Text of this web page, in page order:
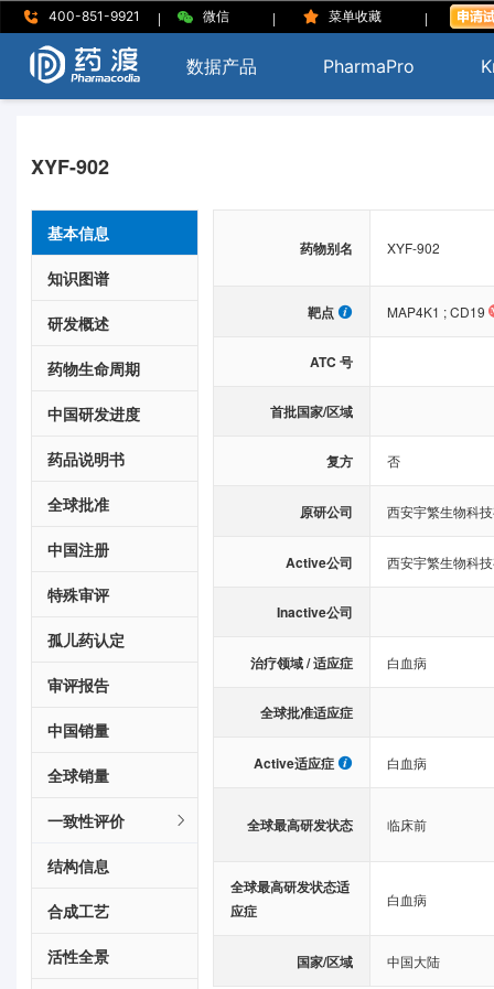
400-851-9921 | 微信 | 菜单收藏 |
数据产品 PharmaPro
XYF-902
基本信息
知识图谱
研发概述
药物生命周期
中国研发进度
药品说明书
全球批准
中国注册
特殊审评
孤儿药认定
审评报告
中国销量
全球销量
一致性评价
结构信息
合成工艺
活性全景
药物别名 XYF-902
靶点 MAP4K1 ;CD19
ATC 号
首批国家/区域
复方 否
原研公司 西安宇繁生物科
Active公司 西安宇繁生物科
Inactive公司
治疗领域 / 适应症 白血病
全球批准适应症
Active适应症 白血病
全球最高研发状态 临床前
全球最高研发状态适
应症
白血病
国家/区域 中国大陆